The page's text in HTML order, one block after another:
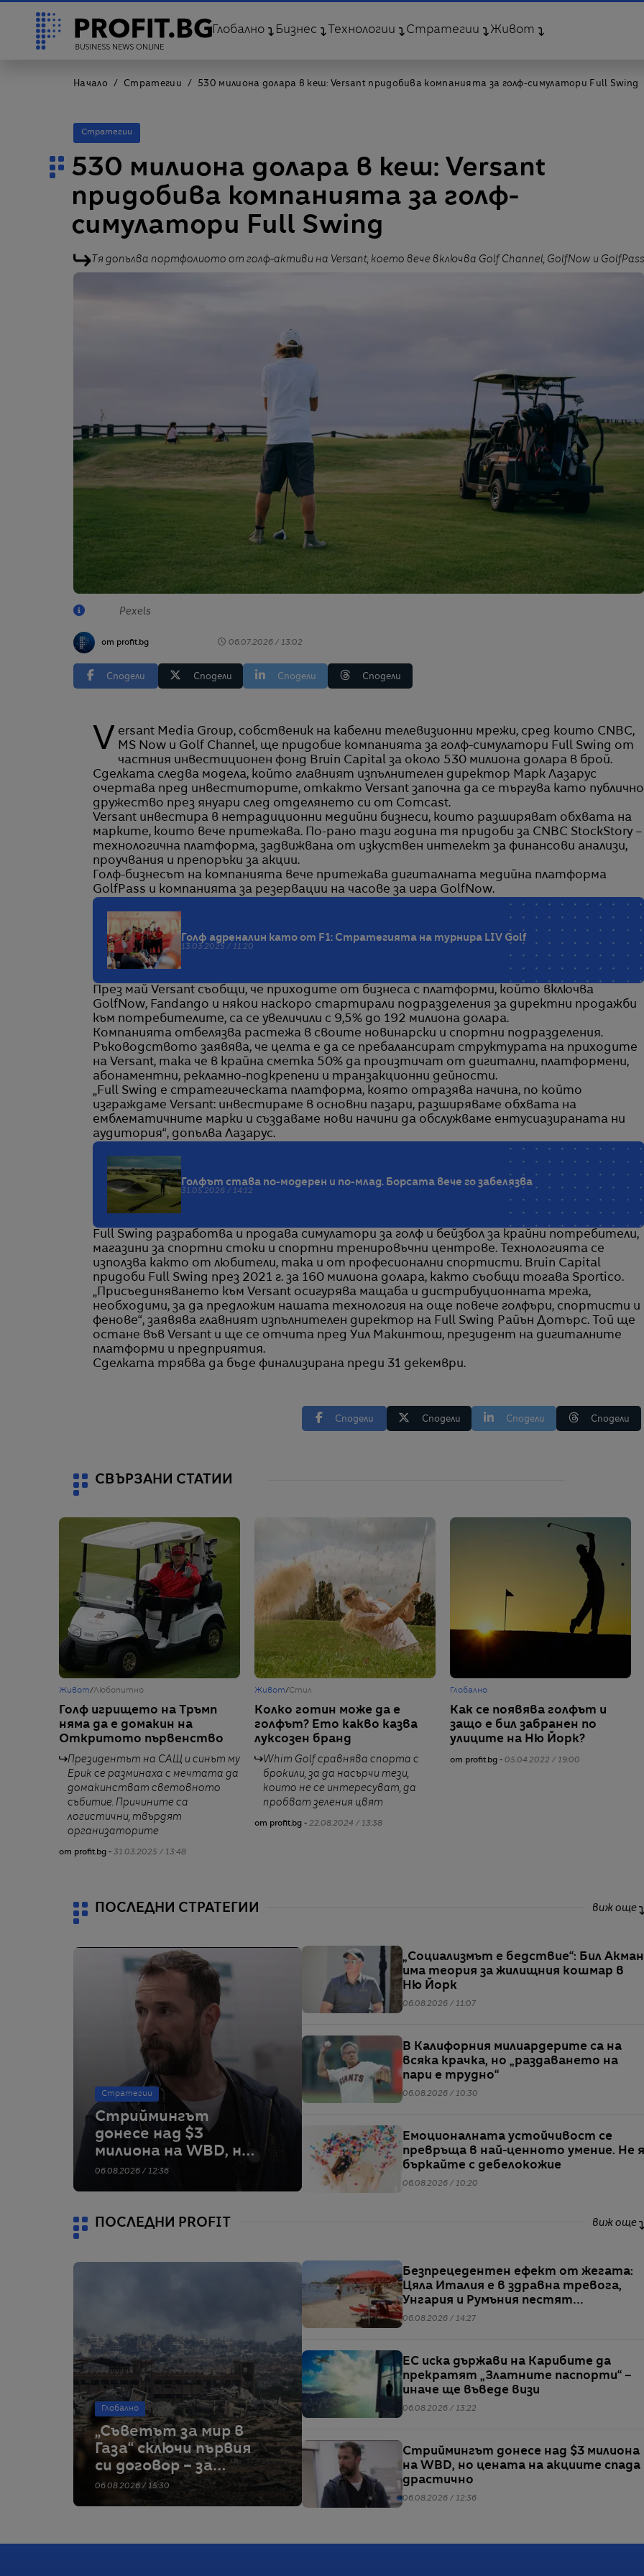
Глобално Бизнес Технологии Стратегии Живот
Начало Стратегии 530 милиона долара в кеш: Versant придобива компанията за голф-симулатори Full Swing
Стратегии
530 милиона долара в кеш: Versant
придобива компанията за голф-
симулатори Full Swing
Тя допълва портфолиото от голф-активи на Versant, което вече включва Golf Channel, GolfNow и GolfPass
Pexels
от profit.bg 06.07.2026 / 13:02
Сподели Сподели Сподели Сподели
Versant Media Group, собственик на кабелни телевизионни мрежи, сред които CNBC, MS Now и Golf Channel, ще придобие компанията за голф-симулатори Full Swing от
частния инвестиционен фонд Bruin Capital за около 530 милиона долара в брой.
Сделката следва модела, който главният изпълнителен директор Марк Лазарус
очертава пред инвеститорите, откакто Versant започна да се търгува като публично
дружество през януари след отделянето си от Comcast.
Versant инвестира в нетрадиционни медийни бизнеси, които разширяват обхвата на
марките, които вече притежава. По-рано тази година тя придоби за CNBC StockStory –
технологична платформа, задвижвана от изкуствен интелект за финансови анализи,
проучвания и препоръки за акции.
Голф-бизнесът на компанията вече притежава дигиталната медийна платформа
GolfPass и компанията за резервации на часове за игра GolfNow.
Голф адреналин като от F1: Стратегията на турнира LIV Golf
13.03.2025 / 11:20
През май Versant съобщи, че приходите от бизнеса с платформи, който включва
GolfNow, Fandango и някои наскоро стартирали подразделения за директни продажби
към потребителите, са се увеличили с 9,5% до 192 милиона долара.
Компанията отбелязва растежа в своите новинарски и спортни подразделения.
Ръководството заявява, че целта е да се пребалансират структурата на приходите
на Versant, така че в крайна сметка 50% да произтичат от дигитални, платформени,
абонаментни, рекламно-подкрепени и транзакционни дейности.
„Full Swing е стратегическата платформа, която отразява начина, по който
изграждаме Versant: инвестираме в основни пазари, разширяваме обхвата на
емблематичните марки и създаваме нови начини да обслужваме ентусиазираната ни
аудитория“, допълва Лазарус.
Голфът става по-модерен и по-млад. Борсата вече го забелязва
31.05.2026 / 14:12
Full Swing разработва и продава симулатори за голф и бейзбол за крайни потребители,
магазини за спортни стоки и спортни тренировъчни центрове. Технологията се
използва както от любители, така и от професионални спортисти. Bruin Capital
придоби Full Swing през 2021 г. за 160 милиона долара, както съобщи тогава Sportico.
„Присъединяването към Versant осигурява мащаба и дистрибуционната мрежа,
необходими, за да предложим нашата технология на още повече голфъри, спортисти и
фенове“, заявява главният изпълнителен директор на Full Swing Райън Дотърс. Той ще
остане във Versant и ще се отчита пред Уил Макинтош, президент на дигиталните
платформи и предприятия.
Сделката трябва да бъде финализирана преди 31 декември.
Сподели Сподели Сподели Сподели
СВЪРЗАНИ СТАТИИ
Живот/Любопитно
Голф игрището на Тръмп
няма да е домакин на
Откритото първенство
Президентът на САЩ и синът му
Ерик се разминаха с мечтата да
домакинстват световното
събитие. Причините са
логистични, твърдят
организаторите
от profit.bg - 31.03.2025 / 13:48
Живот/Стил
Колко готин може да е
голфът? Ето какво казва
луксозен бранд
Whim Golf сравнява спорта с
брокили, за да насърчи тези,
които не се интересуват, да
пробват зеления цвят
от profit.bg - 22.08.2024 / 13:38
Глобално
Как се появява голфът и
защо е бил забранен по
улиците на Ню Йорк?
от profit.bg - 05.04.2022 / 19:00
ПОСЛЕДНИ СТРАТЕГИИ виж още
Стратегии
Стриймингът
донесе над $3
милиона на WBD, но
цената на акциите
06.08.2026 / 12:36
„Социализмът е бедствие“: Бил Акман
има теория за жилищния кошмар в
Ню Йорк
06.08.2026 / 11:07
В Калифорния милиардерите са на
всяка крачка, но „раздаването на
пари е трудно“
06.08.2026 / 10:30
Емоционалната устойчивост се
превръща в най-ценното умение. Не я
бъркайте с дебелокожие
06.08.2026 / 10:20
ПОСЛЕДНИ PROFIT виж още
Глобално
„Съветът за мир в
Газа“ сключи първия
си договор – за
строителство на
06.08.2026 / 15:30
Безпрецедентен ефект от жегата:
Цяла Италия е в здравна тревога,
Унгария и Румъния пестят
електричество
06.08.2026 / 14:27
ЕС иска държави на Карибите да
прекратят „Златните паспорти“ –
иначе ще въведе визи
06.08.2026 / 13:22
Стриймингът донесе над $3 милиона
на WBD, но цената на акциите спада
драстично
06.08.2026 / 12:36